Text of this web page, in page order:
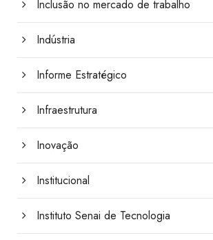
Inclusão no mercado de trabalho
Indústria
Informe Estratégico
Infraestrutura
Inovação
Institucional
Instituto Senai de Tecnologia